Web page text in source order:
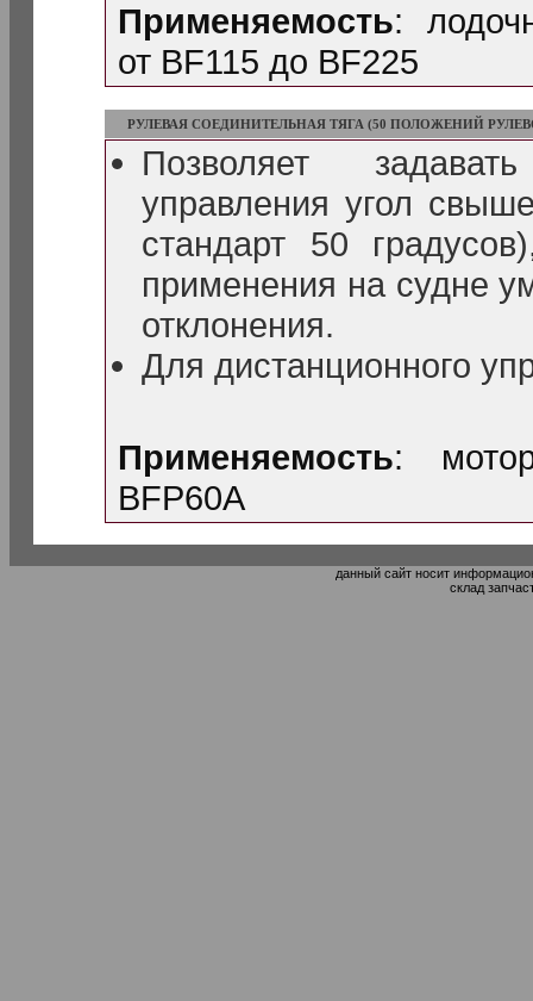
Применяемость:
от BF115 до BF225
РУЛЕВАЯ СОЕДИНИТЕЛЬНАЯ ТЯГА (50 ПОЛОЖЕНИЙ
Позволяет
управления угол
стандарт 50
применения на судне
отклонения.
Для дистанционного
Применяемость:
BFP60A
данный сайт носит
склад